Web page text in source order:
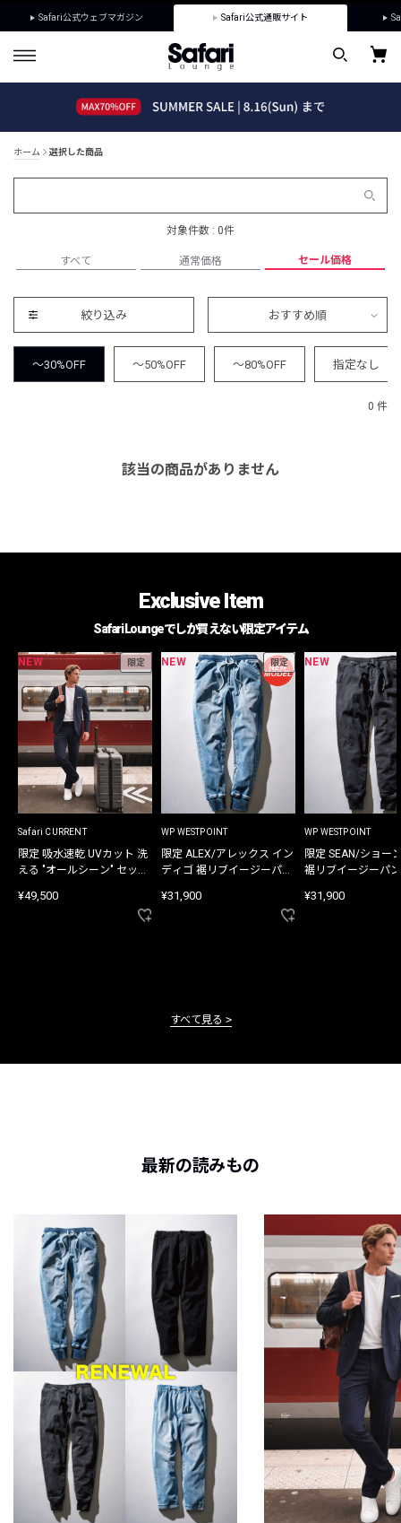
Safari公式ウェブマガジン Safari公式通販サイト
ホーム 選択した商品
対象件数 : 0件
すべて 通常価格 セール価格
絞り込み おすすめ順
～30%OFF ～50%OFF ～80%OFF 指定なし
0 件
該当の商品がありません
Exclusive Item
Safari Loungeでしか買えない限定アイテム
NEW 限定
Safari CURRENT
限定 吸水速乾 UVカット 洗
える "オールシーン" セット
¥49,500
NEW 限定
WP WESTPOINT
限定 ALEX/アレックス イン
ディゴ 裾リブイージーパン
¥31,900
NEW
WP WESTPOINT
限定 SEAN/ショー
裾リブイージーパ
¥31,900
すべて見る
最新の読みもの